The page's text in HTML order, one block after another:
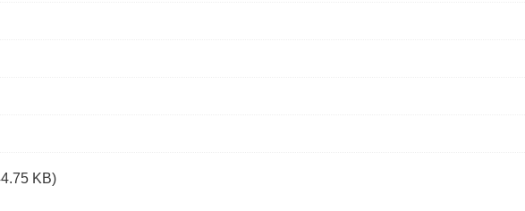
KB)